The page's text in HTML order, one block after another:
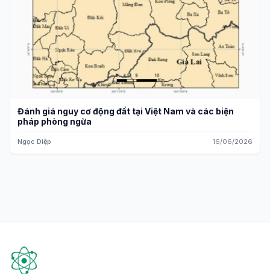
Đánh giá nguy cơ động đất tại Việt Nam và các biện
pháp phòng ngừa
Ngọc Diệp 16/06/2026